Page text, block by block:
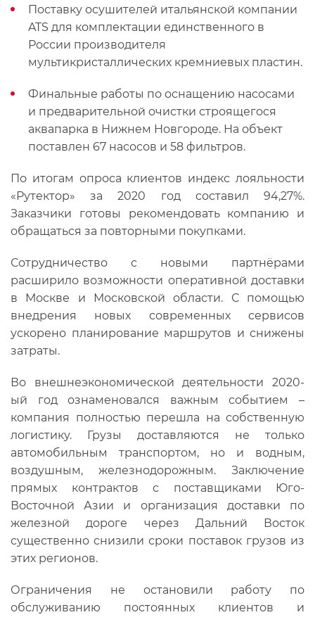
Поставку осушителей итальянской компании
ATS для комплектации единственного в
России производителя
мультикристаллических кремниевых пластин.
Финальные работы по оснащению насосами
и предварительной очистки строящегося
аквапарка в Нижнем Новгороде. На объект
поставлен 67 насосов и 58 фильтров.
По итогам опроса клиентов индекс лояльности
«Рутектор» за 2020 год составил 94,27%.
Заказчики готовы рекомендовать компанию и
обращаться за повторными покупками.
Сотрудничество с новыми партнёрами
расширило возможности оперативной доставки
в Москве и Московской области. С помощью
внедрения новых современных сервисов
ускорено планирование маршрутов и снижены
затраты.
Во внешнеэкономической деятельности 2020-
ый год ознаменовался важным событием –
компания полностью перешла на собственную
логистику. Грузы доставляются не только
автомобильным транспортом, но и водным,
воздушным, железнодорожным. Заключение
прямых контрактов с поставщиками Юго-
Восточной Азии и организация доставки по
железной дороге через Дальний Восток
существенно снизили сроки поставок грузов из
этих регионов.
Ограничения не остановили работу по
обслуживанию постоянных клиентов и